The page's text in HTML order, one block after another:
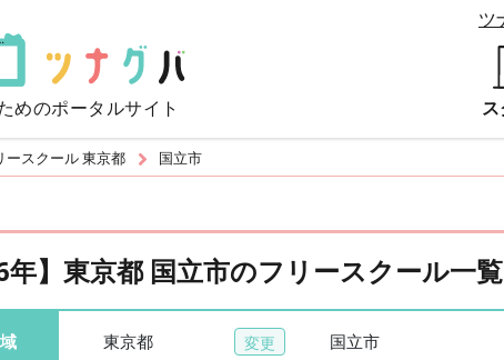
めのポータルサイト
ツ
ースクール 東京都 国立市
年】東京都 国立市のフリースクール一覧
東京都 国立市